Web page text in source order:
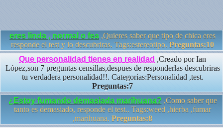
eres linda , normal o fea ,Quieres saber que tipo de chica eres
responde el test y lo descubriras. Tags:estereotipo. Preguntas:10
Que personalidad tienes en realidad ,Creado por Ian
López,son 7 preguntas censillas,despues de responderlas descubriras
tu verdadera personalidad!!. Categorías:Personalidad ,test.
Preguntas:7
¿Estoy fumando demasiada marihuana? ,Como saber que
tanto es demasiado, responde el test.. Tags:weed ,hierba ,fumar
,marihuana. Preguntas:8